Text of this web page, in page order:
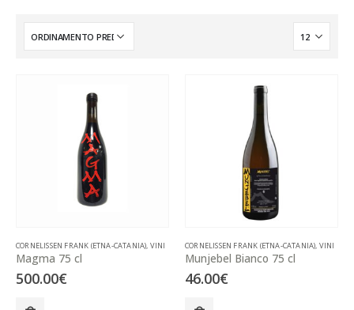
CORNELISSEN FRANK (ETNA-CATANIA), VINI
Magma 75 cl
500.00€
CORNELISSEN FRANK (ETNA-CATANIA), VINI
Munjebel Bianco 75 cl
46.00€